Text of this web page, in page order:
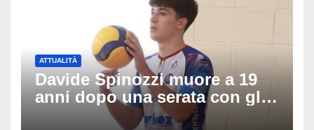
ATTUALITÀ
Davide Spinozzi muore a 19
anni dopo una serata con gli
amici: il mistero dello